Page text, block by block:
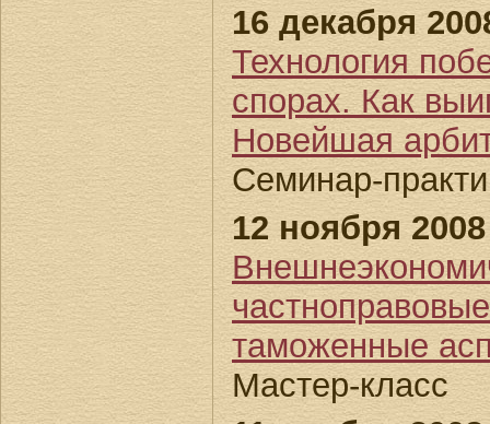
16 декабря
Технология
спорах. Как
Новейшая
Семинар-
12 ноября
таможенные
Мастер-класс